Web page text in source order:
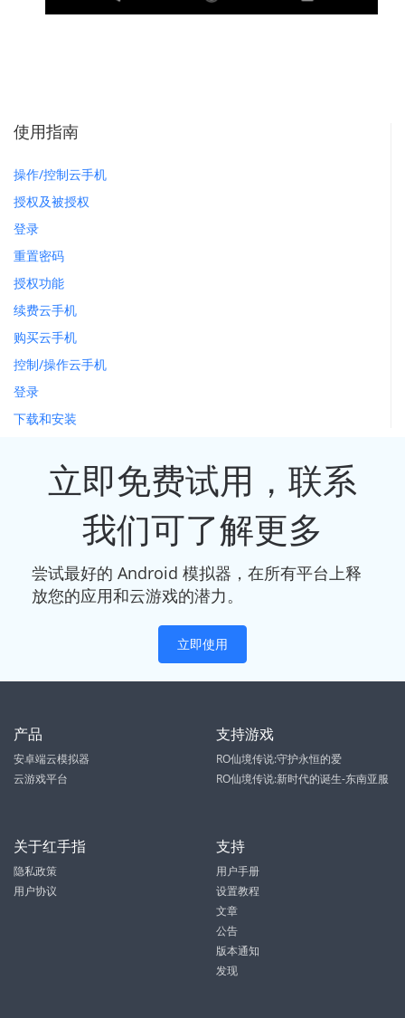
使用指南
操作/控制云手机
授权及被授权
登录
重置密码
授权功能
续费云手机
购买云手机
控制/操作云手机
登录
下载和安装
立即免费试用，联系
我们可了解更多
尝试最好的 Android 模拟器，在所有平台上释
放您的应用和云游戏的潜力。
立即使用
产品
安卓端云模拟器
云游戏平台
支持游戏
RO仙境传说:守护永恒的爱
RO仙境传说:新时代的诞生-东南亚服
关于红手指
隐私政策
用户协议
支持
用户手册
设置教程
文章
公告
版本通知
发现